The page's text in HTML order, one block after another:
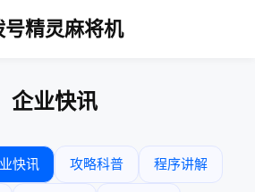
号精灵麻将机
企业快讯
快讯 攻略科普 程序讲解